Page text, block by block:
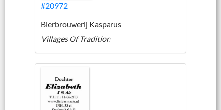
#20972
Bierbrouwerij Kasparus
Villages Of Tradition